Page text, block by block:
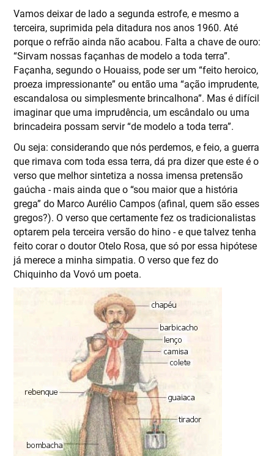
Vamos deixar de lado a segunda estrofe, e mesmo a
terceira, suprimida pela ditadura nos anos 1960. Até
porque o refrão ainda não acabou. Falta a chave de ouro:
“Sirvam nossas façanhas de modelo a toda terra”.
Façanha, segundo o Houaiss, pode ser um “feito heroico,
proeza impressionante” ou então uma “ação imprudente,
escandalosa ou simplesmente brincalhona”. Mas é difícil
imaginar que uma imprudência, um escândalo ou uma
brincadeira possam servir “de modelo a toda terra”.
Ou seja: considerando que nós perdemos, e feio, a guerra
que rimava com toda essa terra, dá pra dizer que este é o
verso que melhor sintetiza a nossa imensa pretensão
gaúcha - mais ainda que o “sou maior que a história
grega” do Marco Aurélio Campos (afinal, quem são esses
gregos?). O verso que certamente fez os tradicionalistas
optarem pela terceira versão do hino - e que talvez tenha
feito corar o doutor Otelo Rosa, que só por essa hipótese
já merece a minha simpatia. O verso que fez do
Chiquinho da Vovó um poeta.